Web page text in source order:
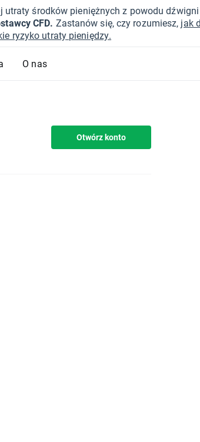
utraty środków pieniężnych z powodu
CFD. Zastanów się, czy rozumiesz, jak
ryzyko utraty pieniędzy.
O nas
Otwórz konto